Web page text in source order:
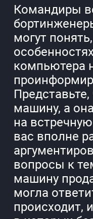
Командиры
могут
компьютера
машину, а
на
вас вполне
вопросы к
машину
могла
происходит,